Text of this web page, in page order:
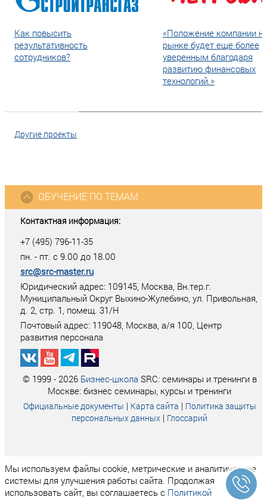
Как повысить
результативность
сотрудников?
«Положение компании
рынке будет еще более
уверенным благодаря
развитию финансовых
технологий.»
Другие проекты
Контактная информация:
+7 (495) 796-11-35
пн. - пт. с 9.00 до 18.00
src@src-master.ru
Юридический адрес: 109145, Москва, Вн.тер.г.
Муниципальный Округ Выхино-Жулебино, ул. Привольная,
д. 2, стр. 1, помещ. 31/Н
Почтовый адрес: 119048, Москва, а/я 100, Центр
развития персонала
ОБУЧЕНИЕ ПО ТЕМАМ
© 1999 - 2026 Бизнес-школа SRC: семинары и тренинги в
Москве: бизнес семинары, курсы и тренинги
Официальные документы | Карта сайта | Политика защиты
персональных данных | Глоссарий
Мы используем файлы cookie, метрические и аналитические
системы для улучшения работы сайта. Продолжая
использовать сайт, вы соглашаетесь с Политикой